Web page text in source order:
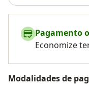
Pagamento
Economize
Modalidades de